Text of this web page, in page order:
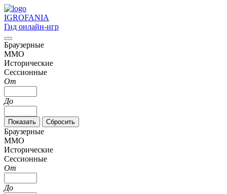
IGROFANIA
Гид онлайн-игр
Браузерные
MMO
Исторические
Сессионные
От
До
Браузерные
MMO
Исторические
Сессионные
От
До